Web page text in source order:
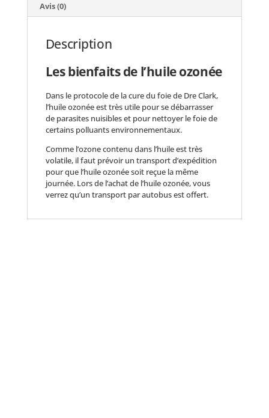
Avis (0)
Description
Les bienfaits de l’huile ozonée
Dans le protocole de la cure du foie de Dre Clark,
l’huile ozonée est très utile pour se débarrasser
de parasites nuisibles et pour nettoyer le foie de
certains polluants environnementaux.
Comme l’ozone contenu dans l’huile est très
volatile, il faut prévoir un transport d’expédition
pour que l’huile ozonée soit reçue la même
journée. Lors de l’achat de l’huile ozonée, vous
verrez qu’un transport par autobus est offert.